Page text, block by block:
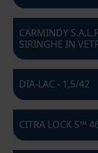
CARMINDY
SIRINGHE IN
DIA-LAC - 1,5/42
CITRA LOCK S™